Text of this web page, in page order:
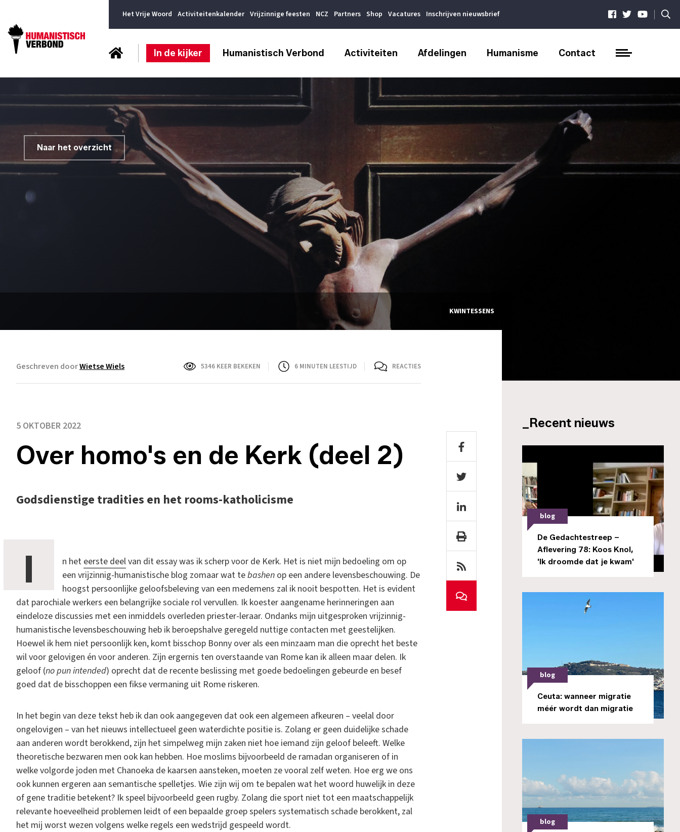
Het Vrije Woord Activiteitenkalender Vrijzinnige feesten NCZ Partners Shop Vacatures Inschrijven nieuwsbrief |
In de kijker Humanistisch Verbond Activiteiten Afdelingen Humanisme Contact
Naar het overzicht
KWINTESSENS
Geschreven doorWietse Wiels 5346 KEER BEKEKEN 6 MINUTEN LEESTIJD REACTIES
5 OKTOBER 2022
Over homo's en de Kerk (deel 2)
Godsdienstige tradities en het rooms-katholicisme
I n het eerste deelvan dit essay was ik scherp voor de Kerk. Het is niet mijn bedoeling om op
een vrijzinnig-humanistische blog zomaar wat tebashen op een andere levensbeschouwing. De
hoogst persoonlijke geloofsbeleving van een medemens zal ik nooit bespotten. Het is evident
dat parochiale werkers een belangrijke sociale rol vervullen. Ik koester aangename herinneringen aan
eindeloze discussies met een inmiddels overleden priester-leraar. Ondanks mijn uitgesproken vrijzinnig-
humanistische levensbeschouwing heb ik beroepshalve geregeld nuttige contacten met geestelijken.
Hoewel ik hem niet persoonlijk ken, komt bisschop Bonny over als een minzaam man die oprecht het beste
wil voor gelovigen én voor anderen. Zijn ergernis ten overstaande van Rome kan ik alleen maar delen. Ik
geloof (no pun intended) oprecht dat de recente beslissing met goede bedoelingen gebeurde en besef
goed dat de bisschoppen een fikse vermaning uit Rome riskeren.
In het begin van deze tekst heb ik dan ook aangegeven dat ook een algemeen afkeuren – veelal door
ongelovigen – van het nieuws intellectueel geen waterdichte positie is. Zolang er geen duidelijke schade
aan anderen wordt berokkend, zijn het simpelweg mijn zaken niet hoe iemand zijn geloof beleeft. Welke
theoretische bezwaren men ook kan hebben. Hoe moslims bijvoorbeeld de ramadan organiseren of in
welke volgorde joden met Chanoeka de kaarsen aansteken, moeten ze vooral zelf weten. Hoe erg we ons
ook kunnen ergeren aan semantische spelletjes. Wie zijn wij om te bepalen wat het woord huwelijk in deze
of gene traditie betekent? Ik speel bijvoorbeeld geen rugby. Zolang die sport niet tot een maatschappelijk
relevante hoeveelheid problemen leidt of een bepaalde groep spelers systematisch schade berokkent, zal
het mij worst wezen volgens welke regels een wedstrijd gespeeld wordt.
_Recent nieuws
blog
De Gedachtestreep –
Aflevering 78: Koos Knol,
'Ik droomde dat je kwam'
blog
Ceuta: wanneer migratie
méér wordt dan migratie
blog